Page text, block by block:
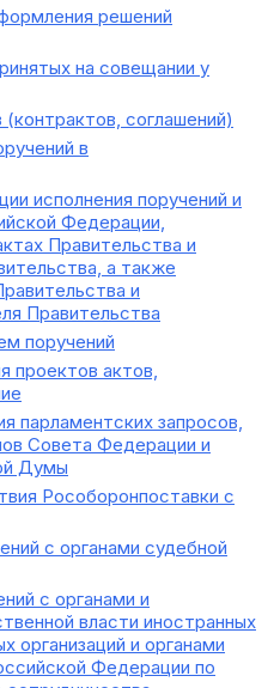
решений
на совещании у
соглашений)
в
исполнения поручений и
Федерации,
Правительства и
а также
и
Правительства
поручений
проектов актов,
парламентских запросов,
Совета Федерации и
Думы
Рособоронпоставки с
с органами судебной
с органами и
власти иностранных
организаций и органами
Федерации по